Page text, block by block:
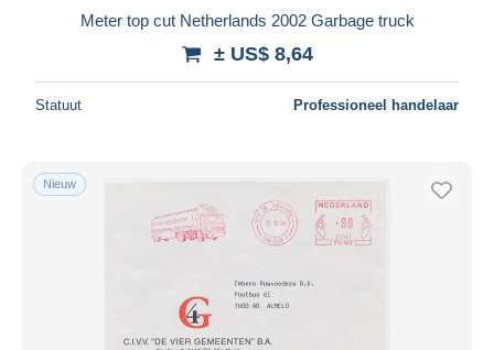
Meter top cut Netherlands 2002 Garbage truck
± US$ 8,64
Statuut Professioneel handelaar
Nieuw